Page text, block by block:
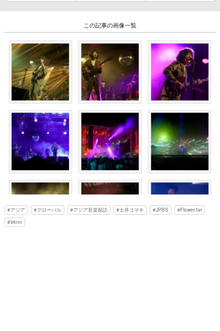
この記事の画像一覧
アジア グローバル アジア音楽探訪 土井コマキ JPBS
Flower.far
Venn